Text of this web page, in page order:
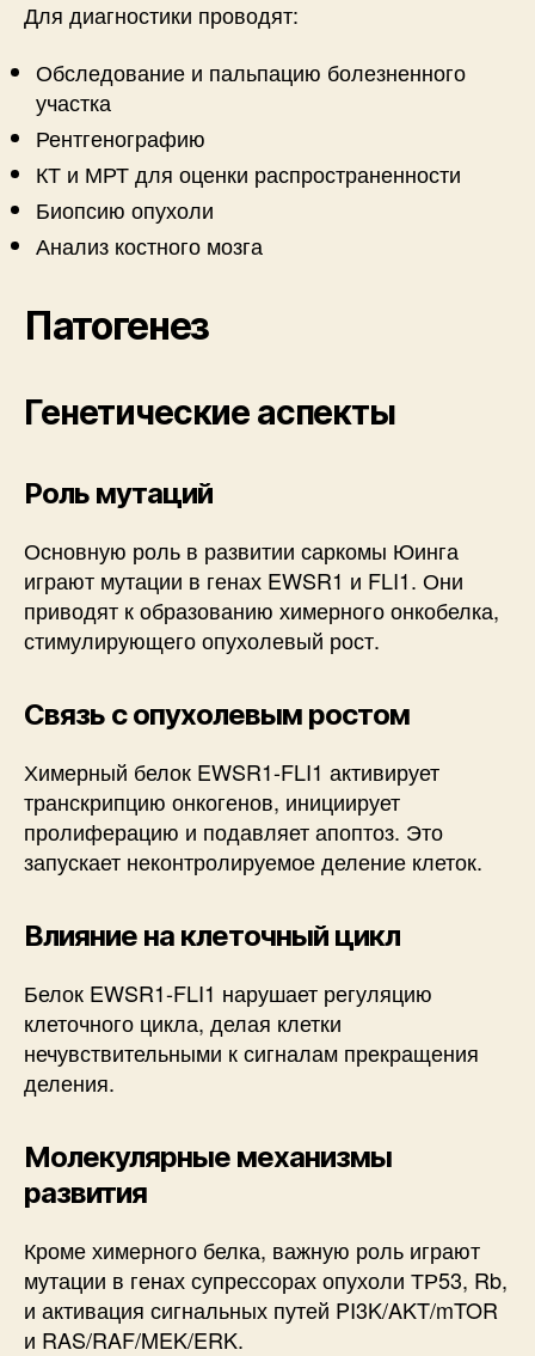
Для диагностики проводят:
Обследование и пальпацию болезненного
участка
Рентгенографию
КТ и МРТ для оценки распространенности
Биопсию опухоли
Анализ костного мозга
Патогенез
Генетические аспекты
Роль мутаций
Основную роль в развитии саркомы Юинга
играют мутации в генах EWSR1 и FLI1. Они
приводят к образованию химерного онкобелка,
стимулирующего опухолевый рост.
Связь с опухолевым ростом
Химерный белок EWSR1-FLI1 активирует
транскрипцию онкогенов, инициирует
пролиферацию и подавляет апоптоз. Это
запускает неконтролируемое деление клеток.
Влияние на клеточный цикл
Белок EWSR1-FLI1 нарушает регуляцию
клеточного цикла, делая клетки
нечувствительными к сигналам прекращения
деления.
Молекулярные механизмы
развития
Кроме химерного белка, важную роль играют
мутации в генах супрессорах опухоли ТР53, Rb,
и активация сигнальных путей PI3K/AKT/mTOR
и RAS/RAF/MEK/ERK.